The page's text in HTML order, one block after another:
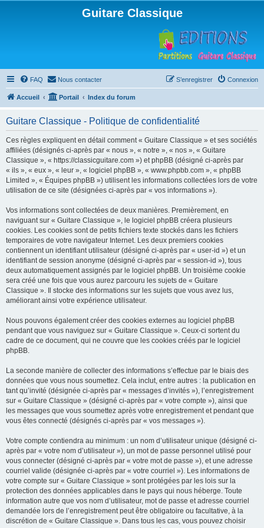
Guitare Classique
FAQ Nous contacter Connexion
S’enregistrer
Accueil Portail Index du forum
Guitare Classique - Politique de confidentialité
Ces règles expliquent en détail comment « Guitare Classique » et ses sociétés
affiliées (désignés ci-après par « nous », « notre », « nos », « Guitare
Classique », « https://classicguitare.com ») et phpBB (désigné ci-après par
« ils », « eux », « leur », « logiciel phpBB », « www.phpbb.com », « phpBB
Limited », « Équipes phpBB ») utilisent les informations collectées lors de votre
utilisation de ce site (désignées ci-après par « vos informations »).
Vos informations sont collectées de deux manières. Premièrement, en
naviguant sur « Guitare Classique », le logiciel phpBB créera plusieurs
cookies. Les cookies sont de petits fichiers texte stockés dans les fichiers
temporaires de votre navigateur Internet. Les deux premiers cookies
contiennent un identifiant utilisateur (désigné ci-après par « user-id ») et un
identifiant de session anonyme (désigné ci-après par « session-id »), tous
deux automatiquement assignés par le logiciel phpBB. Un troisième cookie
sera créé une fois que vous aurez parcouru les sujets de « Guitare
Classique ». Il stocke des informations sur les sujets que vous avez lus,
améliorant ainsi votre expérience utilisateur.
Nous pouvons également créer des cookies externes au logiciel phpBB
pendant que vous naviguez sur « Guitare Classique ». Ceux-ci sortent du
cadre de ce document, qui ne couvre que les cookies créés par le logiciel
phpBB.
La seconde manière de collecter des informations s’effectue par le biais des
données que vous nous soumettez. Cela inclut, entre autres : la publication en
tant qu’invité (désignée ci-après par « messages d’invités »), l’enregistrement
sur « Guitare Classique » (désigné ci-après par « votre compte »), ainsi que
les messages que vous soumettez après votre enregistrement et pendant que
vous êtes connecté (désignés ci-après par « vos messages »).
Votre compte contiendra au minimum : un nom d’utilisateur unique (désigné ci-
après par « votre nom d’utilisateur »), un mot de passe personnel utilisé pour
vous connecter (désigné ci-après par « votre mot de passe »), et une adresse
courriel valide (désignée ci-après par « votre courriel »). Les informations de
votre compte sur « Guitare Classique » sont protégées par les lois sur la
protection des données applicables dans le pays qui nous héberge. Toute
information autre que vos nom d’utilisateur, mot de passe et adresse courriel
demandée lors de l’enregistrement peut être obligatoire ou facultative, à la
discrétion de « Guitare Classique ». Dans tous les cas, vous pouvez choisir